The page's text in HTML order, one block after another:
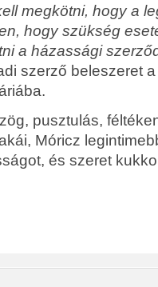
megkötni, hogy a
hogy szükség
a házassági
szerző beleszeret
pusztulás,
Móricz
és szeret